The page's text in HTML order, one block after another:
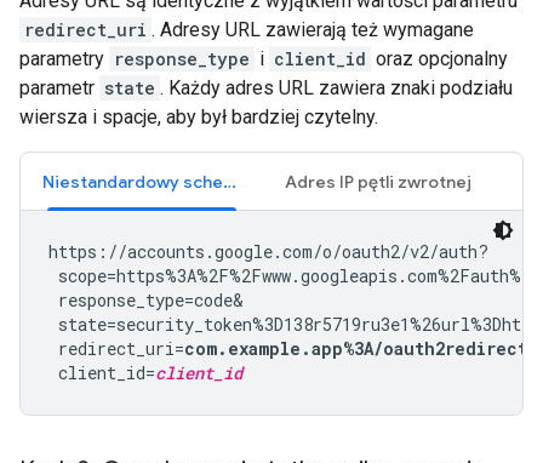
redirect_uri . Adresy URL zawierają też wymagane
parametry response_type i client_id oraz opcjonalny
parametr state . Każdy adres URL zawiera znaki podziału
wiersza i spacje, aby był bardziej czytelny.
Niestandardowy schemat URI Adres IP pętli zwrotnej
https://accounts.google.com/o/oauth2/v2/auth?
response_type=code&
redirect_uri=com.example.app%3A/oauth2redirect
client_id=client_id